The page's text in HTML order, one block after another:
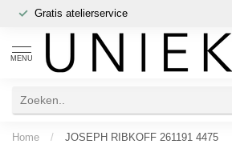
Gratis atelierservice
MENU
Home / JOSEPH RIBKOFF 261191 4475